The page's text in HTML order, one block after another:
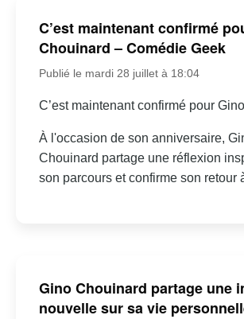
C’est maintenant confirmé
Chouinard – Comédie Geek
Publié le mardi 28 juillet à 18:04
C’est maintenant confirmé pour
À l'occasion de son anniversaire,
Chouinard partage une réflexion
son parcours et confirme son retour
Gino Chouinard partage une
nouvelle sur sa vie